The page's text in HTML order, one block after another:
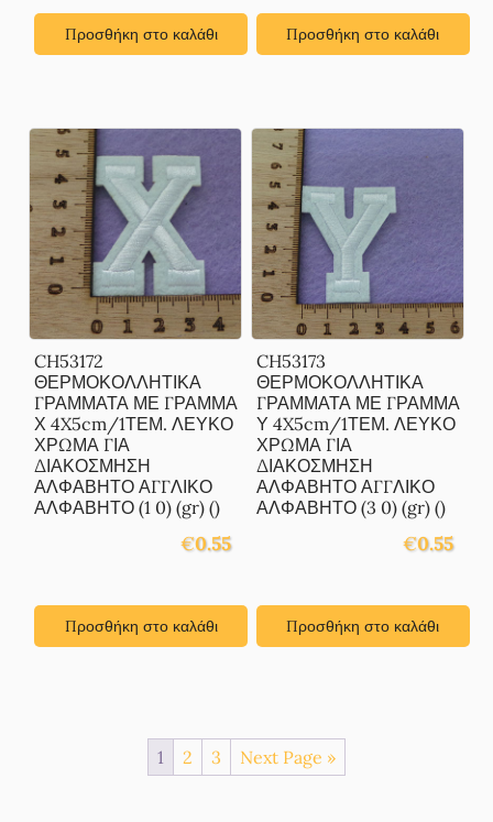
Προσθήκη στο καλάθι Προσθήκη στο καλάθι
CH53172
ΘΕΡΜΟΚΟΛΛΗΤΙΚΑ
ΓΡΑΜΜΑΤΑ ΜΕ ΓΡΑΜΜΑ
Χ 4X5cm/1ΤΕΜ. ΛΕΥΚΟ
ΧΡΩΜΑ ΓΙΑ
ΔΙΑΚΟΣΜΗΣΗ
ΑΛΦΑΒΗΤΟ ΑΓΓΛΙΚΟ
ΑΛΦΑΒΗΤΟ (1 0) (gr) ()
€0.55
Προσθήκη στο καλάθι
CH53173
ΘΕΡΜΟΚΟΛΛΗΤΙΚΑ
ΓΡΑΜΜΑΤΑ ΜΕ ΓΡΑΜΜΑ
Υ 4X5cm/1ΤΕΜ. ΛΕΥΚΟ
ΧΡΩΜΑ ΓΙΑ
ΔΙΑΚΟΣΜΗΣΗ
ΑΛΦΑΒΗΤΟ ΑΓΓΛΙΚΟ
ΑΛΦΑΒΗΤΟ (3 0) (gr) ()
€0.55
Προσθήκη στο καλάθι
1 2 3 Next Page »